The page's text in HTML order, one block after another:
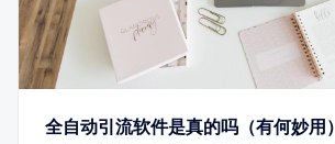
全自动引流软件是真的吗（有何妙用）